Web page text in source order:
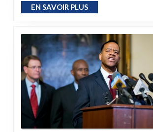
EN SAVOIR PLUSEN SAVOIR PLUS